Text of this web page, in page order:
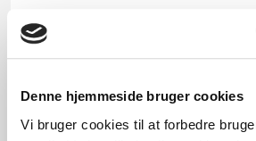
Denne hjemmeside bruger cookies
Vi bruger cookies til at forbedre
15.08.2000
Offentliggørelsesdato
11.07.2013